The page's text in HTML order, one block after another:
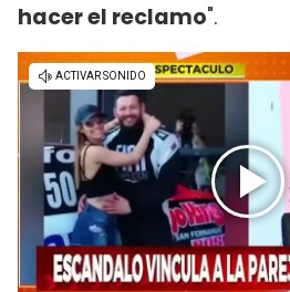
hacer el reclamo".